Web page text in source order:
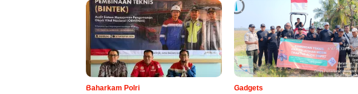
Baharkam Polri Gadgets